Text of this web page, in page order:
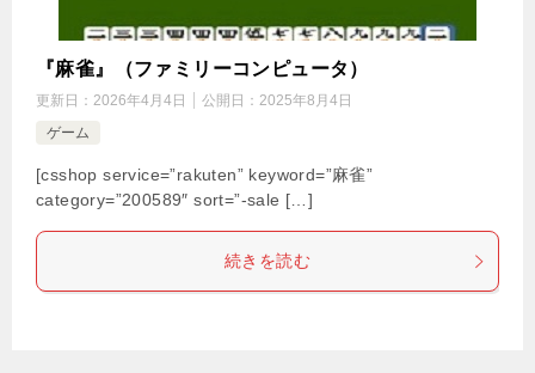
『麻雀』（ファミリーコンピュータ）
更新日： 2026年4月4日 公開日： 2025年8月4日
ゲーム
[csshop service=”rakuten” keyword=”麻雀”
category=”200589″ sort=”-sale […]
続きを読む